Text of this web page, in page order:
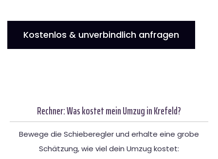
Kostenlos & unverbindlich anfragen
Rechner: Was kostet mein Umzug in Krefeld?
Bewege die Schieberegler und erhalte eine grobe
Schätzung, wie viel dein Umzug kostet: